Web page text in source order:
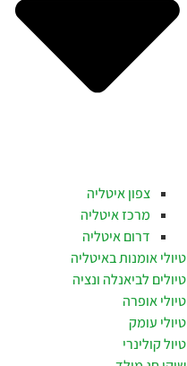
צפון איטליה
מרכז איטליה
דרום איטליה
טיולי אומנות באיטליה
טיולים לביאנלה ונציה
טיולי אופרה
טיולי עומק
טיול קולינרי